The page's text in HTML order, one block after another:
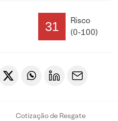
31
Risco
(0-100)
Cotização de Resgate